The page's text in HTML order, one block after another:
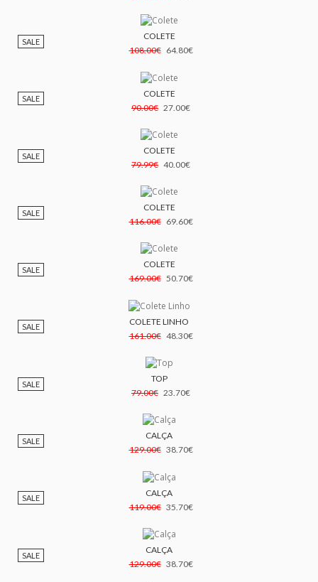
SALE
COLETE
108.00€ 64.80€
SALE
COLETE
90.00€ 27.00€
SALE
COLETE
79.99€ 40.00€
SALE
COLETE
116.00€ 69.60€
SALE
COLETE
169.00€ 50.70€
SALE
COLETE LINHO
161.00€ 48.30€
SALE
TOP
79.00€ 23.70€
SALE
CALÇA
129.00€ 38.70€
SALE
CALÇA
119.00€ 35.70€
SALE
CALÇA
129.00€ 38.70€